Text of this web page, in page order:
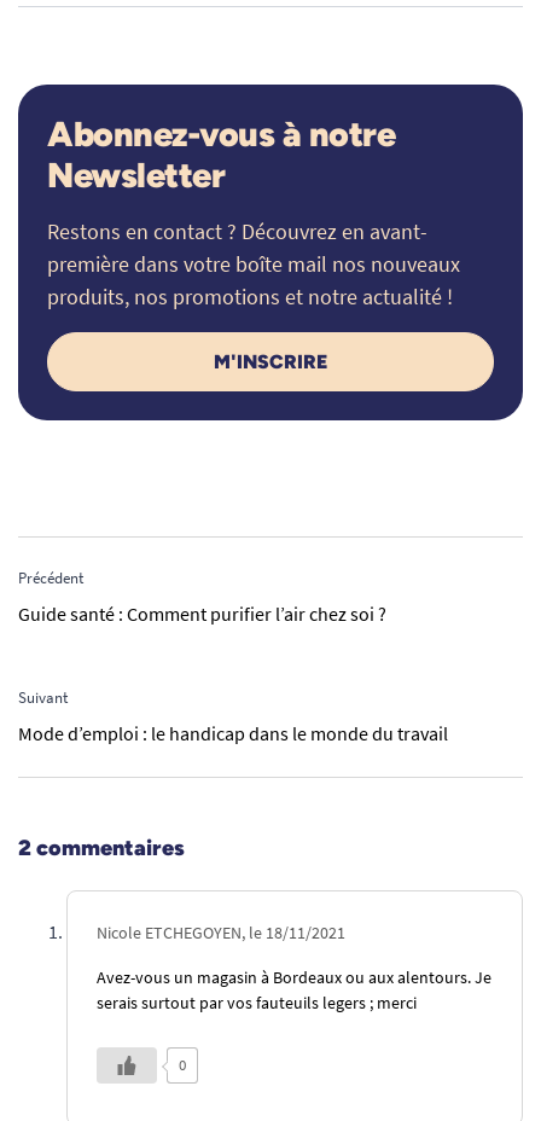
Abonnez-vous à notre
Newsletter
Restons en contact ? Découvrez en avant-
première dans votre boîte mail nos nouveaux
produits, nos promotions et notre actualité !
M'INSCRIRE
Précédent
Guide santé : Comment purifier l’air chez soi ?
Suivant
Mode d’emploi : le handicap dans le monde du travail
2 commentaires
Nicole ETCHEGOYEN, le 18/11/2021
Avez-vous un magasin à Bordeaux ou aux alentours. Je
serais surtout par vos fauteuils legers ; merci
0